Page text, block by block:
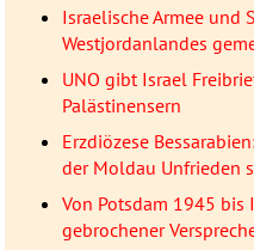
Israelische Armee und
Westjordanlandes
UNO gibt Israel
Palästinensern
Erzdiözese
der Moldau Unfrieden
Von Potsdam 1945
gebrochener